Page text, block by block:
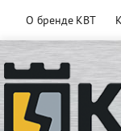
О бренде КВТ